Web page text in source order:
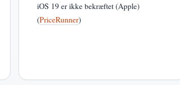
iOS 19 er ikke bekræftet (Apple)
(PriceRunner)